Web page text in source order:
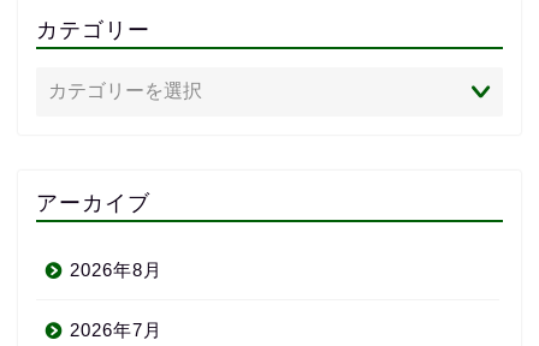
カテゴリー
アーカイブ
2026年8月
2026年7月